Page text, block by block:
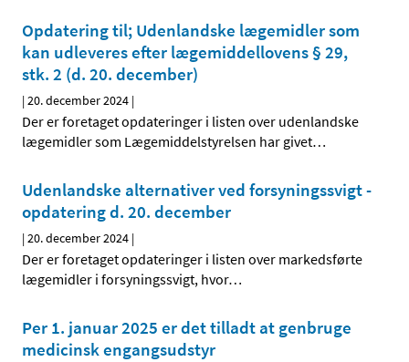
Opdatering til; Udenlandske lægemidler som
kan udleveres efter lægemiddellovens § 29,
stk. 2 (d. 20. december)
|20. december 2024 |
Der er foretaget opdateringer i listen over udenlandske
lægemidler som Lægemiddelstyrelsen har givet…
Udenlandske alternativer ved forsyningssvigt -
opdatering d. 20. december
|20. december 2024 |
Der er foretaget opdateringer i listen over markedsførte
lægemidler i forsyningssvigt, hvor…
Per 1. januar 2025 er det tilladt at genbruge
medicinsk engangsudstyr